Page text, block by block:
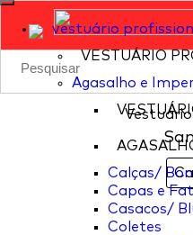
vestuário
VESTUÁRIO
Agasalho e
Calças/
Capas e
Casacos/
Coletes